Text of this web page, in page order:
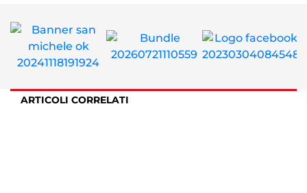
ARTICOLI CORRELATI